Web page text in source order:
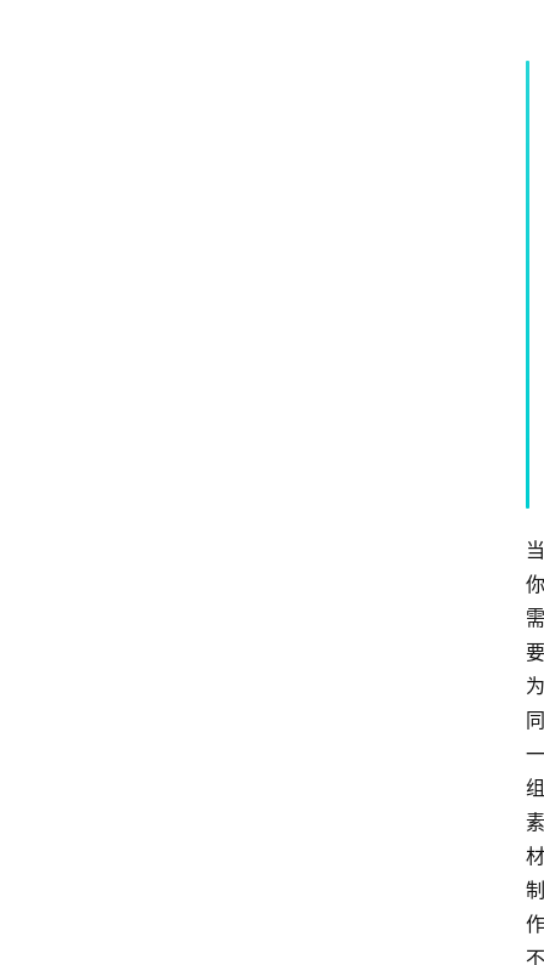
当
你
需
要
为
同
一
组
素
材
制
作
不